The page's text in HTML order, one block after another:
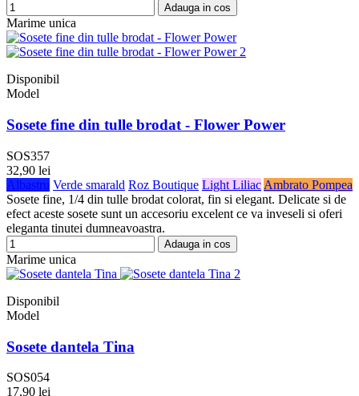
Adauga in cos
Marime unica
Disponibil
Model
Sosete fine din tulle brodat - Flower Power
SOS357
32,90 lei
Albastru Verde smarald Roz Boutique Light Liliac Ambrato Pompea
Sosete fine, 1/4 din tulle brodat colorat, fin si elegant. Delicate si de
efect aceste sosete sunt un accesoriu excelent ce va inveseli si oferi
eleganta tinutei dumneavoastra.
Adauga in cos
Marime unica
Disponibil
Model
Sosete dantela Tina
SOS054
17,90 lei